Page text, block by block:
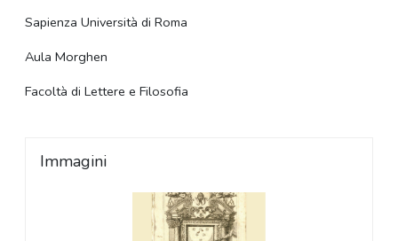
Sapienza Università di Roma
Aula Morghen
Facoltà di Lettere e Filosofia
Immagini